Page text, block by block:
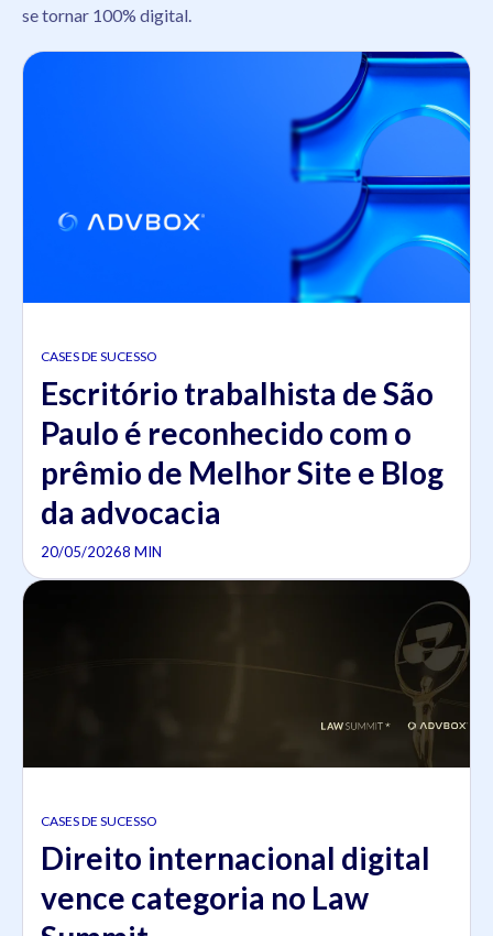
se tornar 100% digital.
CASES DE SUCESSO
Escritório trabalhista de São
Paulo é reconhecido com o
prêmio de Melhor Site e Blog
da advocacia
20/05/20268 MIN
CASES DE SUCESSO
Direito internacional digital
vence categoria no Law